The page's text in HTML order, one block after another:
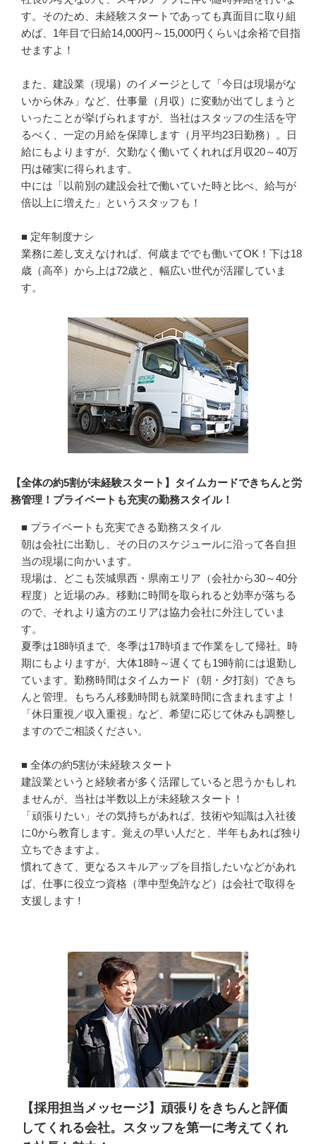
す。そのため、未経験スタートであっても真面目に取り組
めば、1年目で日給14,000円～15,000円くらいは余裕で目指
せますよ！
また、建設業（現場）のイメージとして「今日は現場がな
いから休み」など、仕事量（月収）に変動が出てしまうと
いったことが挙げられますが、当社はスタッフの生活を守
るべく、一定の月給を保障します（月平均23日勤務）。日
給にもよりますが、欠勤なく働いてくれれば月収20～40万
円は確実に得られます。
中には「以前別の建設会社で働いていた時と比べ、給与が
倍以上に増えた」というスタッフも！
■ 定年制度ナシ
業務に差し支えなければ、何歳まででも働いてOK！下は18
歳（高卒）から上は72歳と、幅広い世代が活躍していま
す。
【全体の約5割が未経験スタート】タイムカードできちんと労
務管理！プライベートも充実の勤務スタイル！
■ プライベートも充実できる勤務スタイル
朝は会社に出勤し、その日のスケジュールに沿って各自担
当の現場に向かいます。
現場は、どこも茨城県西・県南エリア（会社から30～40分
程度）と近場のみ。移動に時間を取られると効率が落ちる
ので、それより遠方のエリアは協力会社に外注していま
す。
夏季は18時頃まで、冬季は17時頃まで作業をして帰社。時
期にもよりますが、大体18時～遅くても19時前には退勤し
ています。勤務時間はタイムカード（朝・夕打刻）できち
んと管理。もちろん移動時間も就業時間に含まれますよ！
「休日重視／収入重視」など、希望に応じて休みも調整し
ますのでご相談ください。
■ 全体の約5割が未経験スタート
建設業というと経験者が多く活躍していると思うかもしれ
ませんが、当社は半数以上が未経験スタート！
「頑張りたい」その気持ちがあれば、技術や知識は入社後
に0から教育します。覚えの早い人だと、半年もあれば独り
立ちできますよ。
慣れてきて、更なるスキルアップを目指したいなどがあれ
ば、仕事に役立つ資格（準中型免許など）は会社で取得を
支援します！
【採用担当メッセージ】頑張りをきちんと評価
してくれる会社。スタッフを第一に考えてくれ